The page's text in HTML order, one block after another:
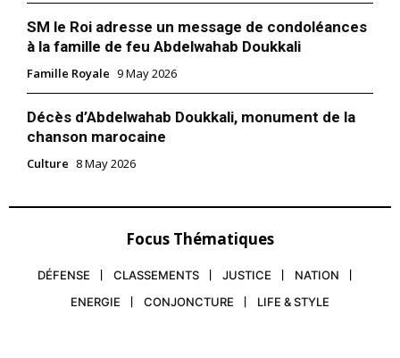
S'ABONNER MAINTENANT
Insight Publications
À propos
Nous contacter
SM le Roi adresse un message de condoléances
à la famille de feu Abdelwahab Doukkali
Famille Royale 9 May 2026
Décès d’Abdelwahab Doukkali, monument de la
chanson marocaine
Culture 8 May 2026
Focus Thématiques
DÉFENSE CLASSEMENTS JUSTICE
NATION
ENERGIE
CONJONCTURE LIFE & STYLE